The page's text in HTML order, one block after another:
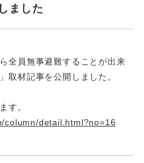
ました
全員無事避難することが出来
取材記事を公開しました。
す。
column/detail.html?no=16